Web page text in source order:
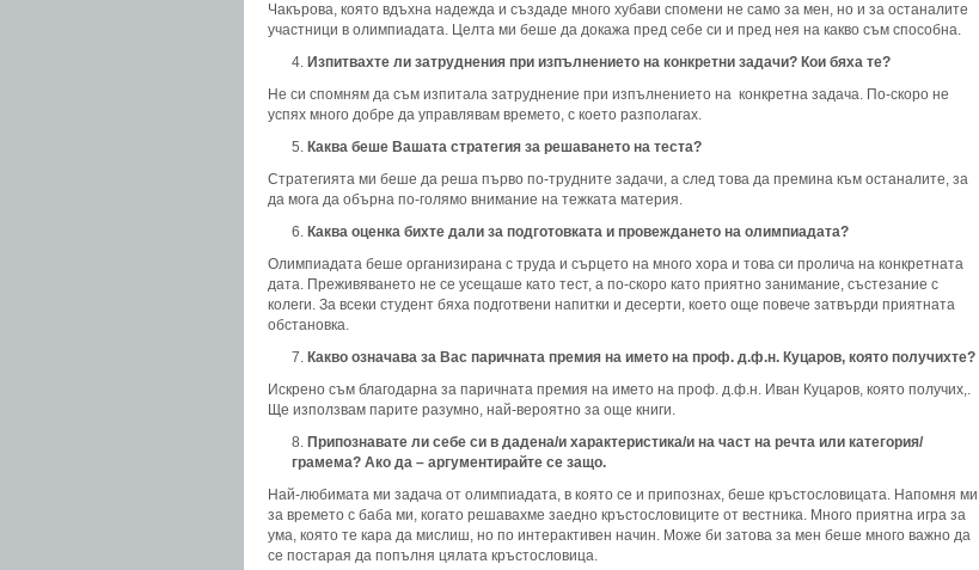
Чакърова, която вдъхна надежда и създаде много хубави спомени не само за мен, но и за останалите
участници в олимпиадата. Целта ми беше да докажа пред себе си и пред нея на какво съм способна.
Изпитвахте ли затруднения при изпълнението на конкретни задачи? Кои бяха те?
Не си спомням да съм изпитала затруднение при изпълнението на конкретна задача. По-скоро не
успях много добре да управлявам времето, с което разполагах.
Каква беше Вашата стратегия за решаването на теста?
Стратегията ми беше да реша първо по-трудните задачи, а след това да премина към останалите, за
да мога да обърна по-голямо внимание на тежката материя.
Каква оценка бихте дали за подготовката и провеждането на олимпиадата?
Олимпиадата беше организирана с труда и сърцето на много хора и това си пролича на конкретната
дата. Преживяването не се усещаше като тест, а по-скоро като приятно занимание, състезание с
колеги. За всеки студент бяха подготвени напитки и десерти, което още повече затвърди приятната
обстановка.
Какво означава за Вас паричната премия на името на проф. д.ф.н. Куцаров, която получихте?
Искрено съм благодарна за паричната премия на името на проф. д.ф.н. Иван Куцаров, която получих,.
Ще използвам парите разумно, най-вероятно за още книги.
Припознавате ли себе си в дадена/и характеристика/и на част на речта или категория/
грамема? Ако да – аргументирайте се защо.
Най-любимата ми задача от олимпиадата, в която се и припознах, беше кръстословицата. Напомня ми
за времето с баба ми, когато решавахме заедно кръстословиците от вестника. Много приятна игра за
ума, която те кара да мислиш, но по интерактивен начин. Може би затова за мен беше много важно да
се постарая да попълня цялата кръстословица.